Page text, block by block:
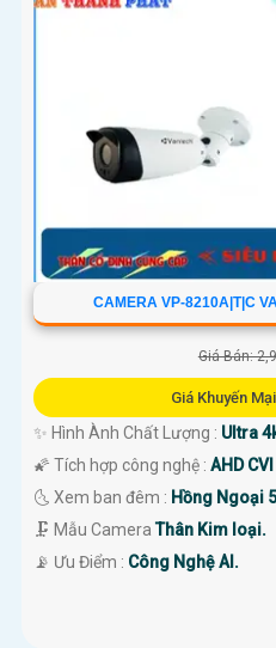
CAMERA VP-8210A|T|C
Giá Bán:
Giá Khuyến
✨ Hình Ành Chất Lượng : Ultra 4k
🌠 Tích hợp công nghệ : AHD
🌜 Xem ban đêm : Hồng Ngoại
🗜️ Mẫu CameraThân Kim loại.
️📡 Ưu Điểm : Công Nghệ AI.